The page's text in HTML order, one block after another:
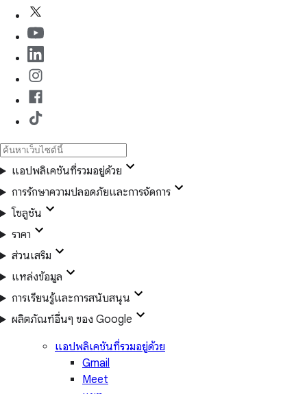
แอปพลิเคชันที่รวมอยู่ด้วย
การรักษาความปลอดภัยและการจัดการ
โซลูชัน
ราคา
ส่วนเสริม
แหล่งข้อมูล
การเรียนรู้และการสนับสนุน
ผลิตภัณฑ์อื่นๆ ของ Google
แอปพลิเคชันที่รวมอยู่ด้วย
Gmail
Meet